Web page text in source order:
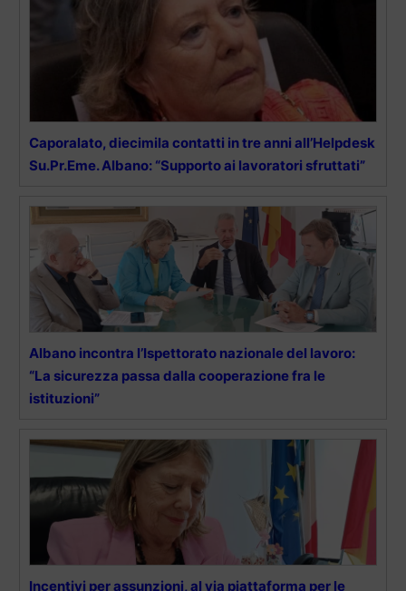
Caporalato, diecimila contatti in tre anni all’Helpdesk
Su.Pr.Eme. Albano: “Supporto ai lavoratori sfruttati”
Albano incontra l’Ispettorato nazionale del lavoro:
“La sicurezza passa dalla cooperazione fra le
istituzioni”
Incentivi per assunzioni, al via piattaforma per le